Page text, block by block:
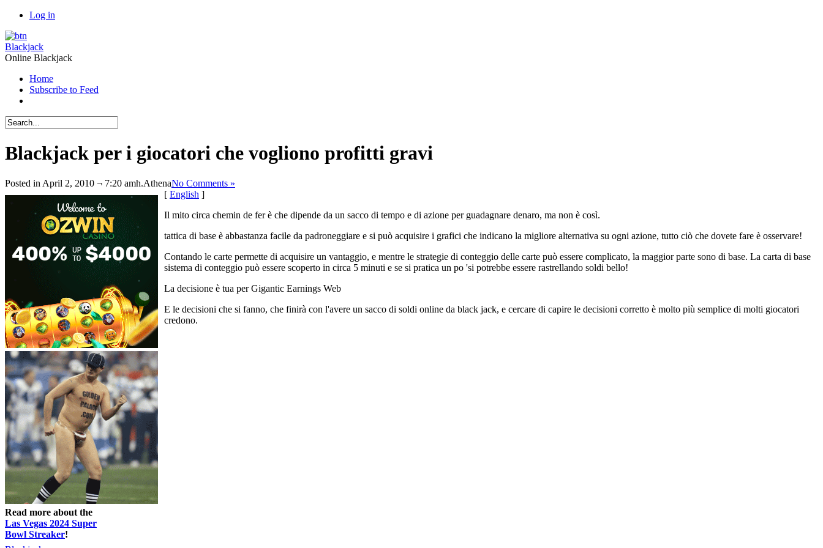
Log in
Blackjack
Online Blackjack
Home
Subscribe to Feed
Blackjack per i giocatori che vogliono profitti gravi
Posted in April 2, 2010 ¬ 7:20 amh.AthenaNo Comments »
Read more about the
Las Vegas 2024 Super
Bowl Streaker!
[ English ]
Il mito circa chemin de fer è che dipende da un sacco di tempo e di azione per guadagnare denaro, ma non è così.
tattica di base è abbastanza facile da padroneggiare e si può acquisire i grafici che indicano la migliore alternativa su ogni azione, tutto ciò che dovete fare è osservare!
Contando le carte permette di acquisire un vantaggio, e mentre le strategie di conteggio delle carte può essere complicato, la maggior parte sono di base. La carta di base
sistema di conteggio può essere scoperto in circa 5 minuti e se si pratica un po 'si potrebbe essere rastrellando soldi bello!
La decisione è tua per Gigantic Earnings Web
E le decisioni che si fanno, che finirà con l'avere un sacco di soldi online da black jack, e cercare di capire le decisioni corretto è molto più semplice di molti giocatori
credono.